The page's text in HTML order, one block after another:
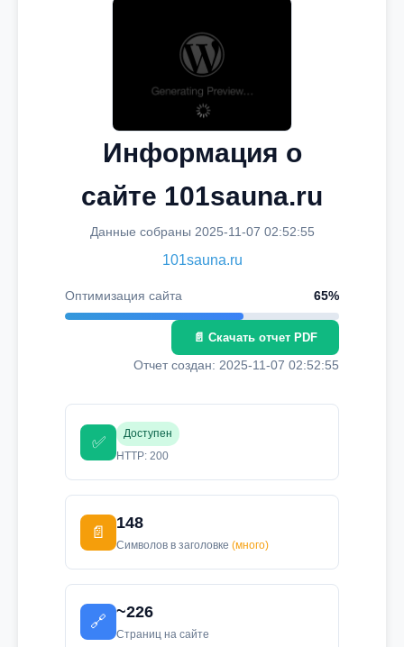
Информация о
сайте 101sauna.ru
Данные собраны 2025-11-07 02:52:55
101sauna.ru
Оптимизация сайта 65%
📄 Скачать отчет PDF
Отчет создан: 2025-11-07 02:52:55
✅
Доступен
HTTP: 200
📄
148
Символов в заголовке (много)
🔗
~226
Страниц на сайте